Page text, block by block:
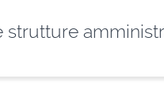
strutture